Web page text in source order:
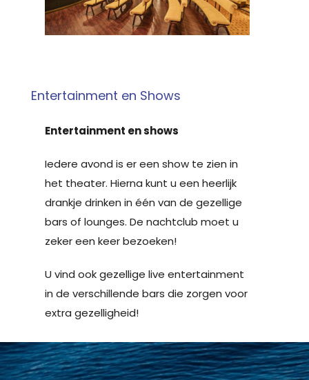
Entertainment en Shows
Entertainment en shows
Iedere avond is er een show te zien in
het theater. Hierna kunt u een heerlijk
drankje drinken in één van de gezellige
bars of lounges. De nachtclub moet u
zeker een keer bezoeken!
U vind ook gezellige live entertainment
in de verschillende bars die zorgen voor
extra gezelligheid!